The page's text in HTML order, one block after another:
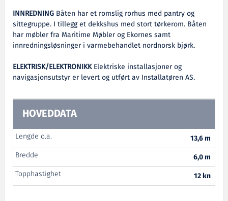
INNREDNING Båten har et romslig rorhus med pantry og
sittegruppe. I tillegg et dekkshus med stort tørkerom. Båten
har møbler fra Maritime Møbler og Ekornes samt
innredningsløsninger i varmebehandlet nordnorsk bjørk.
ELEKTRISK/ELEKTRONIKKElektriske installasjoner og
navigasjonsutstyr er levert og utført av Installatøren AS.
HOVEDDATA
Lengde o.a.
13,6 m
Bredde
6,0 m
Topphastighet
12 kn